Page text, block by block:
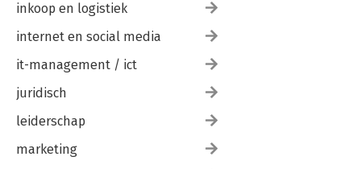
inkoop en logistiek
internet en social media
it-management / ict
juridisch
leiderschap
marketing